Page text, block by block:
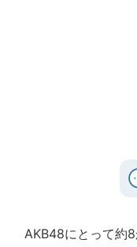
AKB48にとって約8